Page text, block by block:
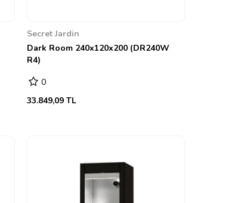
Secret Jardin
Dark Room 240x120x200 (DR240W
R4)
0
33.849,09 TL